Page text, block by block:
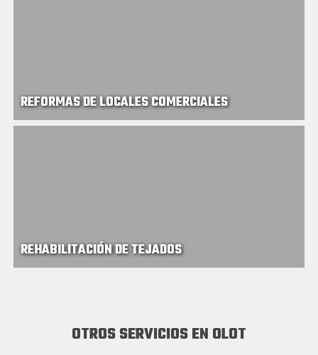
REFORMAS DE LOCALES COMERCIALES
REHABILITACIÓN DE TEJADOS
OTROS SERVICIOS EN OLOT